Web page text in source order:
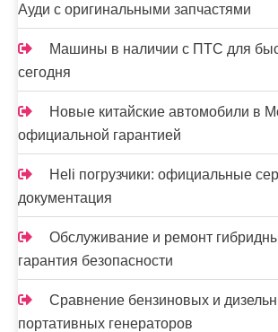
Ауди с оригинальными запчастями
Машины в наличии с ПТС для
сегодня
Новые китайские автомобили в
официальной гарантией
Heli погрузчики: официальные
документация
Обслуживание и ремонт
гарантия безопасности
Сравнение бензиновых и
портативных генераторов